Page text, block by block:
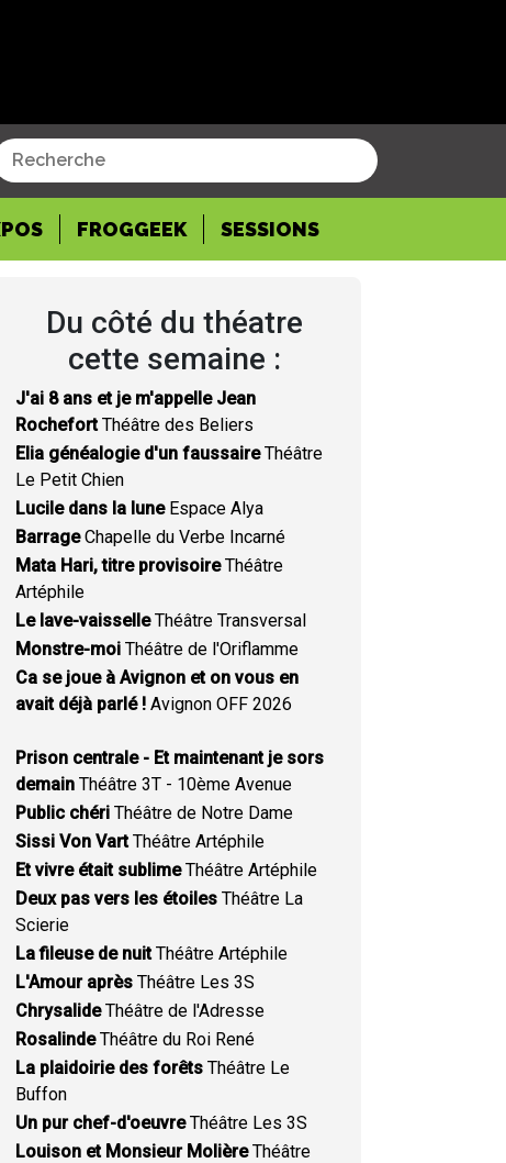
FROGGEEK SESSIONS
Du côté du théatre
cette semaine :
J'ai 8 ans et je m'appelle Jean
RochefortThéâtre des Beliers
Elia généalogie d'un faussaireThéâtre
Le Petit Chien
Lucile dans la luneEspace Alya
BarrageChapelle du Verbe Incarné
Mata Hari, titre provisoireThéâtre
Artéphile
Le lave-vaisselleThéâtre Transversal
Monstre-moi Théâtre de l'Oriflamme
Ca se joue à Avignon et on vous en
avait déjà parlé ! Avignon OFF 2026
Prison centrale - Et maintenant je sors
demain Théâtre 3T - 10ème Avenue
Public chéri Théâtre de Notre Dame
Sissi Von VartThéâtre Artéphile
Et vivre était sublimeThéâtre Artéphile
Deux pas vers les étoiles Théâtre La
Scierie
La fileuse de nuitThéâtre Artéphile
L'Amour après Théâtre Les 3S
ChrysalideThéâtre de l'Adresse
RosalindeThéâtre du Roi René
La plaidoirie des forêts Théâtre Le
Buffon
Un pur chef-d'oeuvreThéâtre Les 3S
Louison et Monsieur MolièreThéâtre